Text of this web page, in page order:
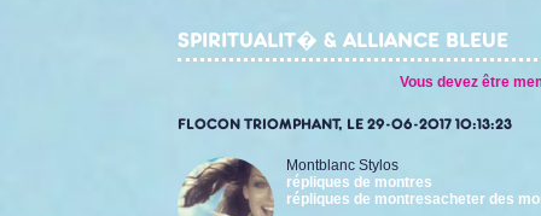
SPIRITUALIT� & ALLIANCE BLEUE
Vous devez être
FLOCON TRIOMPHANT, LE 29-06-2017 10:13:23
Montblanc Stylos
répliques de montres
répliques de montresacheter des